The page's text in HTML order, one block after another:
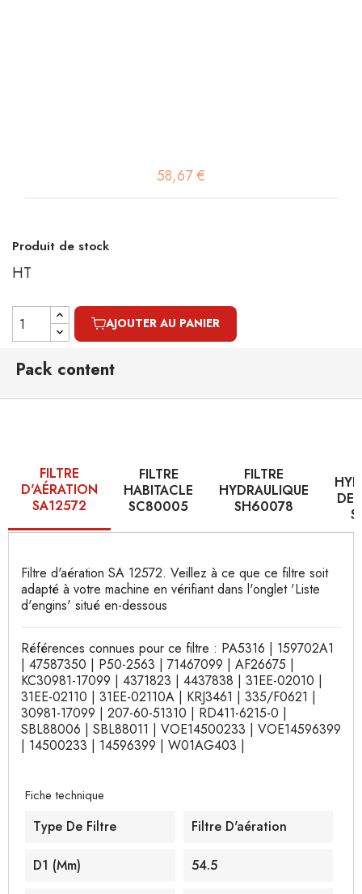
58,67 €
Produit de stock
HT
AJOUTER AU PANIER
Pack content
FILTRE
D'AÉRATION
SA12572
FILTRE
HABITACLE
SC80005
FILTRE
HYDRAULIQUE
SH60078
DE
Filtre d'aération SA 12572. Veillez à ce que ce filtre soit
adapté à votre machine en vérifiant dans l'onglet 'Liste
d'engins' situé en-dessous
Références connues pour ce filtre : PA5316 | 159702A1
| 47587350 | P50-2563 | 71467099 | AF26675 |
KC30981-17099 | 4371823 | 4437838 | 31EE-02010 |
31EE-02110 | 31EE-02110A | KRJ3461 | 335/F0621 |
30981-17099 | 207-60-51310 | RD411-6215-0 |
SBL88006 | SBL88011 | VOE14500233 | VOE14596399
| 14500233 | 14596399 | W01AG403 |
Fiche technique
Type De Filtre Filtre D'aération
D1 (mm) 54.5